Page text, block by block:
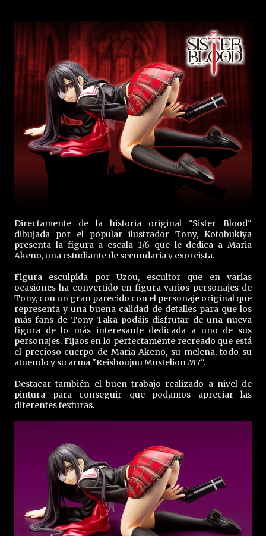
Directamente de la historia original "Sister Blood"
dibujada por el popular ilustrador Tony, Kotobukiya
presenta la figura a escala 1/6 que le dedica a Maria
Akeno, una estudiante de secundaria y exorcista.
Figura esculpida por Uzou, escultor que en varias
ocasiones ha convertido en figura varios personajes de
Tony, con un gran parecido con el personaje original que
representa y una buena calidad de detalles para que los
más fans de Tony Taka podáis disfrutar de una nueva
figura de lo más interesante dedicada a uno de sus
personajes. Fijaos en lo perfectamente recreado que está
el precioso cuerpo de Maria Akeno, su melena, todo su
atuendo y su arma "Reishoujuu Mustelion M7".
Destacar también el buen trabajo realizado a nivel de
pintura para conseguir que podamos apreciar las
diferentes texturas.